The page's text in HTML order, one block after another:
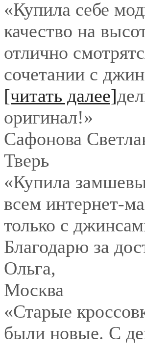
«Купила себе
качество на
отлично
сочетании с
[читать далее]
оригинал!»
Сафонова
Тверь
«Купила
всем интернет-
только с
Благодарю за
Ольга,
Москва
«Старые
были новые. С